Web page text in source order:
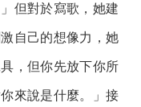
但對於寫歌，她建
自己的想像力，她
，但你先放下你所
來說是什麼。」接